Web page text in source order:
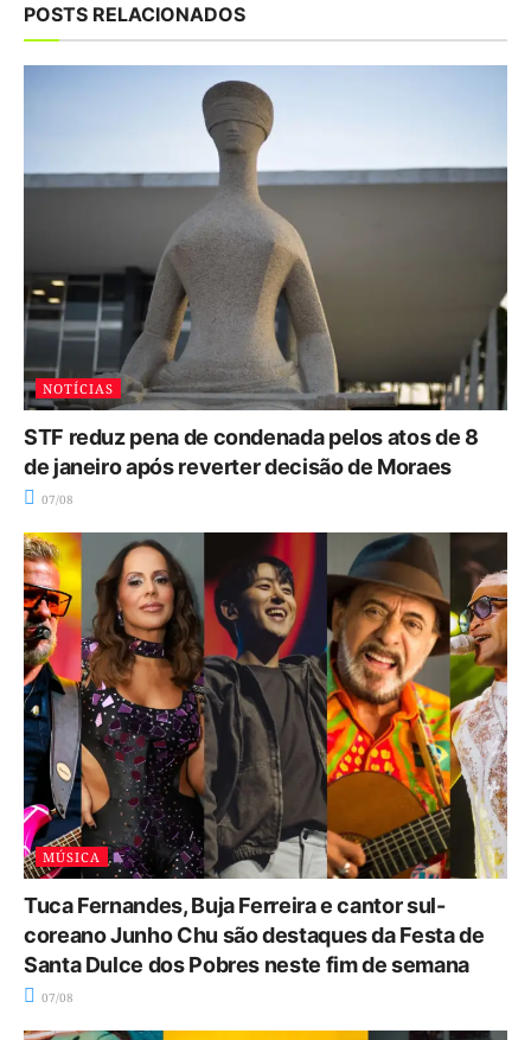
POSTS RELACIONADOS
NOTÍCIAS
STF reduz pena de condenada pelos atos de 8
de janeiro após reverter decisão de Moraes
07/08
MÚSICA
Tuca Fernandes, Buja Ferreira e cantor sul-
coreano Junho Chu são destaques da Festa de
Santa Dulce dos Pobres neste fim de semana
07/08